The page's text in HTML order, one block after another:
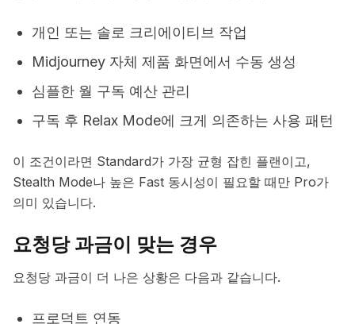
개인 또는 솔로 크리에이티브 작업
Midjourney 자체 제품 화면에서 수동 생성
심플한 월 구독 예산 관리
구독 후 Relax Mode에 크게 의존하는 사용 패턴
이 조건이라면 Standard가 가장 균형 잡힌 플랜이고,
Stealth Mode나 높은 Fast 동시성이 필요할 때만 Pro가
의미 있습니다.
요청당 과금이 맞는 경우
요청당 과금이 더 나은 상황은 다음과 같습니다.
프로덕트 연동